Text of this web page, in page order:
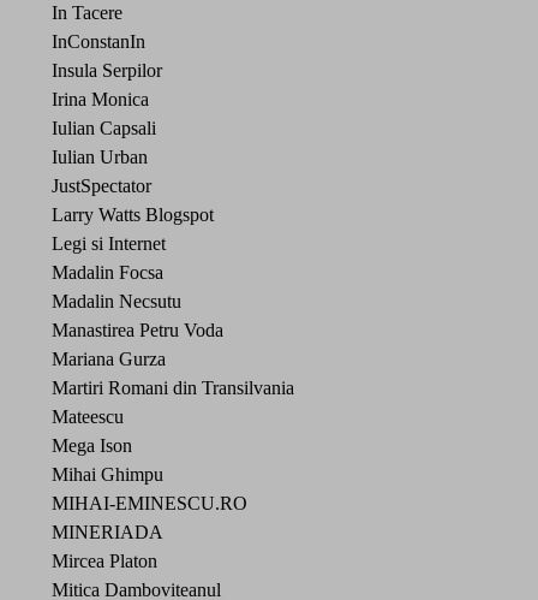
In Tacere
InConstanIn
Insula Serpilor
Irina Monica
Iulian Capsali
Iulian Urban
JustSpectator
Larry Watts Blogspot
Legi si Internet
Madalin Focsa
Madalin Necsutu
Manastirea Petru Voda
Mariana Gurza
Martiri Romani din Transilvania
Mateescu
Mega Ison
Mihai Ghimpu
MIHAI-EMINESCU.RO
MINERIADA
Mircea Platon
Mitica Damboviteanul